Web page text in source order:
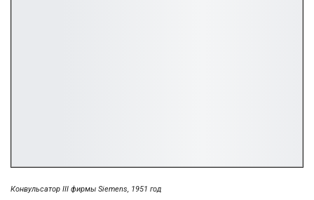
Конвульсатор III фирмы Siemens, 1951 год